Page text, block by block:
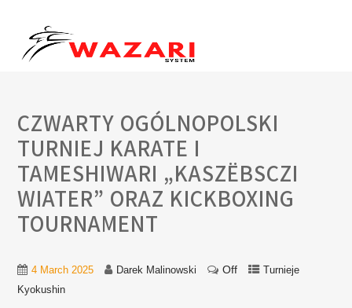
CZWARTY OGÓLNOPOLSKI
TURNIEJ KARATE I
TAMESHIWARI „KASZËBSCZI
WIATER” ORAZ KICKBOXING
TOURNAMENT
4 March 2025 Darek Malinowski Off
Turnieje
Kyokushin